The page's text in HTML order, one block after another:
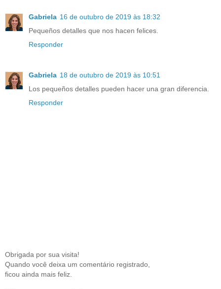
Gabriela 16 de outubro de 2019 às 18:32
Pequeños detalles que nos hacen felices.
Responder
Gabriela 18 de outubro de 2019 às 10:51
Los pequeños detalles pueden hacer una gran diferencia.
Responder
Obrigada por sua visita!
Quando você deixa um comentário registrado,
ficou ainda mais feliz.